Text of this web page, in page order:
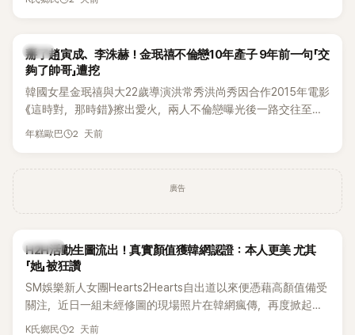
韓星
掰了趙寅成、李洙赫！金珉禧不倫戀10年產子 9年前一句「交
夠了帥哥」遭挖
韓國女星金珉禧與大22歲導演洪常秀洪尚秀因合作2015年電影
《這時對，那時錯》擦出愛火，兩人不倫戀曝光後一路交往至
今，戀情已持續近10年，並於去年迎來兩人的兒子。金珉禧也
一句台詞卻突然被韓網翻出，意外再度掀起熱議。
年糕歐巴 2 天前
廣告
K-POP
H2H活動生圖流出！真實顏值獲韓網認證：本人更美 尤其
「她」被狂讚
SM娛樂新人女團Hearts2Hearts自出道以來便憑藉高顏值備受
關注，近日一組未經修圖的現場照片在韓網瘋傳，再度掀起熱
烈討論，不少看過本人的網友更直呼：「真人比照片還漂亮！」
K氏鄉民 2 天前